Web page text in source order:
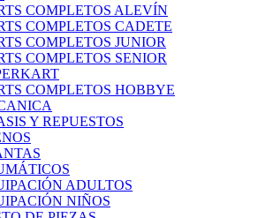
COMPLETOS ALEVÍN
COMPLETOS CADETE
COMPLETOS JUNIOR
COMPLETOS SENIOR
COMPLETOS HOBBYE
Y REPUESTOS
ADULTOS
NIÑOS